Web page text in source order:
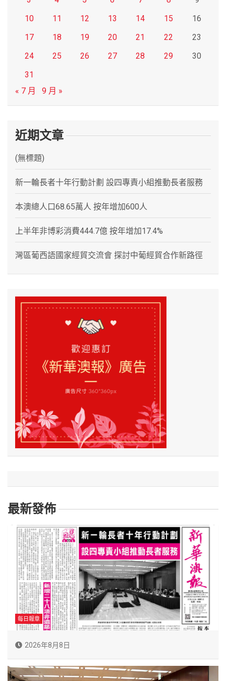
10
11 12 13 14 15
16
17
18 19 20 21 22
23
24
25 26 27 28 29
30
31
« 7 月
9 月 »
近期文章
(無標題)
新一輪長者十年行動計劃 設四專責小組推動長者服務
本澳總人口68.65萬人 按年增加600人
上半年非博彩消費444.7億 按年增加17.4%
灣區葡西語國家經貿交流會 探討中葡經貿合作新路徑
最新發佈
每日報章
2026年8月8日